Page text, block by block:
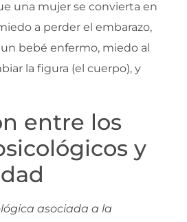
una mujer se convierta en
a perder el embarazo,
bebé enfermo, miedo al
la figura (el cuerpo), y
entre los
y
asociada a la